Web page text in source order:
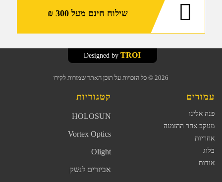
שילוח חינם מעל 300 ₪
2026 © כל הזכויות על תוכן האתר שמורות לקירו
TROI
עמודים
פנה אלינו
מעקב אחר ההזמנה
אחריות
בלוג
אודות
קטגוריות
HOLOSUN
Vortex Optics
Olight
אביזרים לנשק